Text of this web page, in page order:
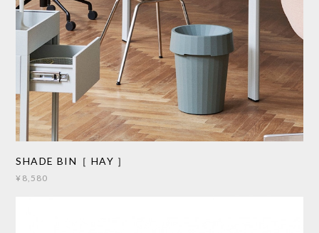
SHADE BIN［ HAY ］
¥8,580